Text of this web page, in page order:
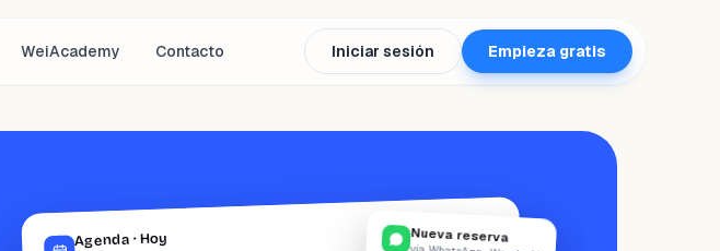
WeiAcademy Contacto Iniciar sesión Empieza gratis
Agenda ·Hoy Nueva reserva